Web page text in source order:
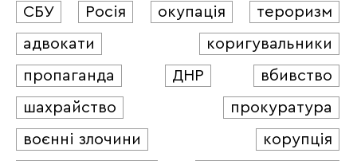
СБУ
Росія окупація
тероризм
адвокати
коригувальники
пропаганда
ДНР
вбивство
шахрайство
прокуратура
воєнні злочини
корупція